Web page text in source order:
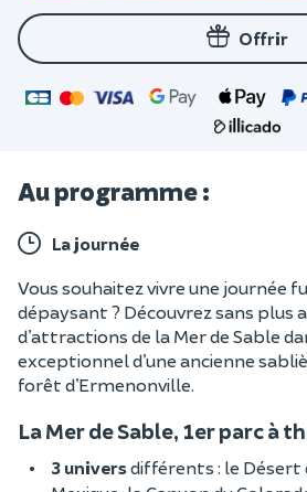
Offrir
Au programme :
La journée
Vous souhaitez vivre une journée
dépaysant ? Découvrez sans plus
d’attractions de la Mer de Sable
exceptionnel d’une ancienne
forêt d’Ermenonville.
La Mer de Sable, 1er parc à
3 universdifférents : le Désert